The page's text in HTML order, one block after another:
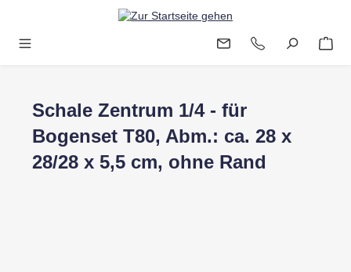
Zum Hauptinhalt springen
Schale Zentrum 1/4 - für
Bogenset T80, Abm.: ca. 28 x
28/28 x 5,5 cm, ohne Rand